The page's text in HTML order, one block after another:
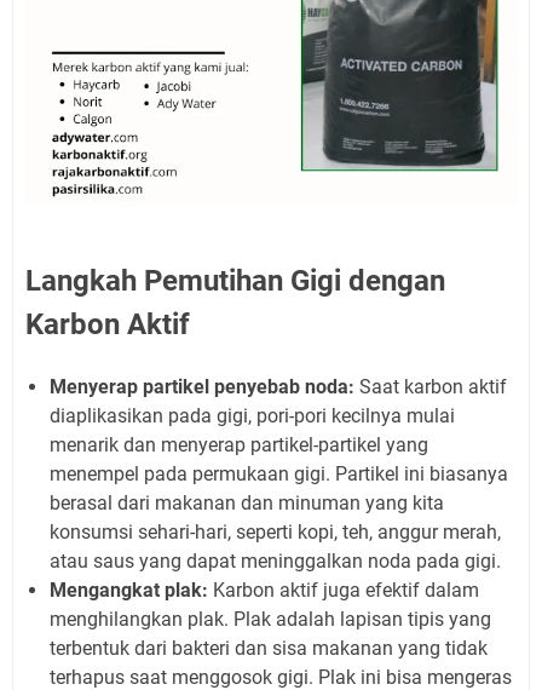
Langkah Pemutihan Gigi dengan
Karbon Aktif
Menyerap partikel penyebab noda: Saat karbon aktif
diaplikasikan pada gigi, pori-pori kecilnya mulai
menarik dan menyerap partikel-partikel yang
menempel pada permukaan gigi. Partikel ini biasanya
berasal dari makanan dan minuman yang kita
konsumsi sehari-hari, seperti kopi, teh, anggur merah,
atau saus yang dapat meninggalkan noda pada gigi.
Mengangkat plak: Karbon aktif juga efektif dalam
menghilangkan plak. Plak adalah lapisan tipis yang
terbentuk dari bakteri dan sisa makanan yang tidak
terhapus saat menggosok gigi. Plak ini bisa mengeras